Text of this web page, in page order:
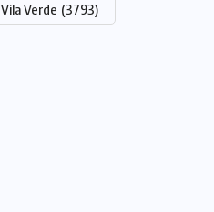
Vila Verde (3793)